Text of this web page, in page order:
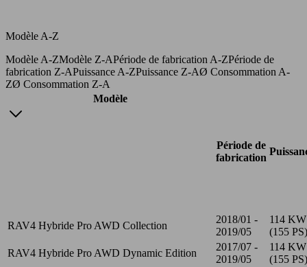
Modèle A-Z
Modèle A-ZModèle Z-APériode de fabrication A-ZPériode de
fabrication Z-APuissance A-ZPuissance Z-AØ Consommation A-
ZØ Consommation Z-A
Modèle
Période de
fabrication
RAV4 Hybride Pro AWD Collection
2018/01 -
2019/05
114 KW
(155 PS)
RAV4 Hybride Pro AWD Dynamic Edition
2017/07 -
2019/05
114 KW
(155 PS)